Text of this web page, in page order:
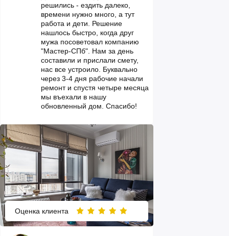
решились - ездить далеко,
времени нужно много, а тут
работа и дети. Решение
нашлось быстро, когда друг
мужа посоветовал компанию
"Мастер-СПб". Нам за день
составили и прислали смету,
нас все устроило. Буквально
через 3-4 дня рабочие начали
ремонт и спустя четыре месяца
мы въехали в нашу
обновленный дом. Спасибо!
Оценка клиента